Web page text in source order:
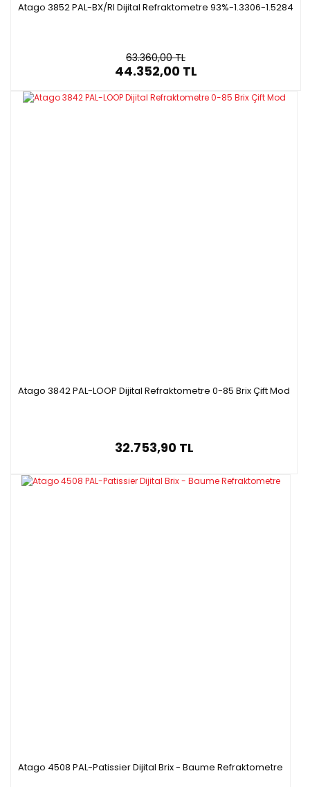
Atago 3852 PAL-BX/RI Dijital Refraktometre 93%-1.3306-1.5284
63.360,00 TL
44.352,00 TL
Atago 3842 PAL-LOOP Dijital Refraktometre 0-85 Brix Çift Mod
32.753,90 TL
Atago 4508 PAL-Patissier Dijital Brix - Baume Refraktometre